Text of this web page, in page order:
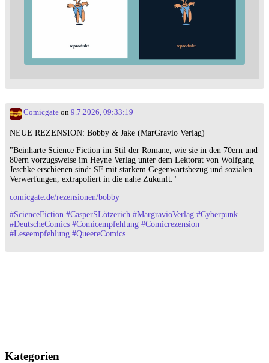
Comicgate on 9.7.2026, 09:33:19
NEUE REZENSION: Bobby & Jake (MarGravio Verlag)
"Beinharte Science Fiction im Stil der Romane, wie sie in den 70ern und
80ern vorzugsweise im Heyne Verlag unter dem Lektorat von Wolfgang
Jeschke erschienen sind: SF mit starkem Gegenwartsbezug und sozialen
Verwerfungen, extrapoliert in die nahe Zukunft."
comicgate.de/rezensionen/bobby
#ScienceFiction #CasperSLötzerich #MargravioVerlag #Cyberpunk
#DeutscheComics #Comicempfehlung #Comicrezension
#Leseempfehlung #QueereComics
Kategorien